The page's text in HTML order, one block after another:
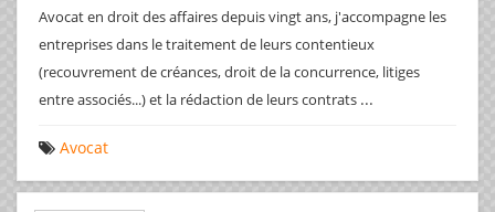
Avocat en droit des affaires depuis vingt ans, j'accompagne les
entreprises dans le traitement de leurs contentieux
(recouvrement de créances, droit de la concurrence, litiges
entre associés...) et la rédaction de leurs contrats ...
Avocat